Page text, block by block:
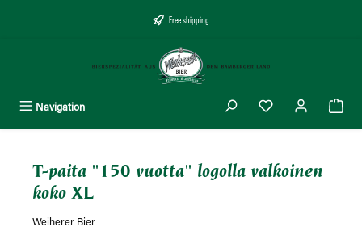
Free shipping
Navigation
T-paita "150 vuotta" logolla valkoinen
koko XL
Weiherer Bier